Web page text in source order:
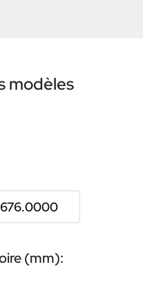
modèles
(mm):